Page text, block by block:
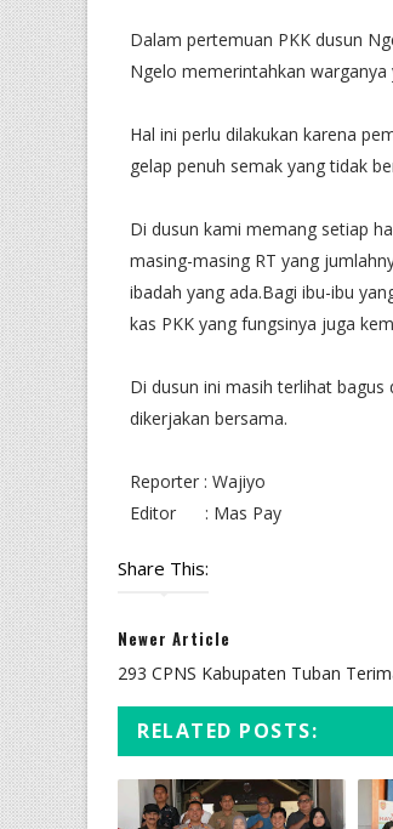
Dalam pertemuan PKK dusun
Ngelo memerintahkan
Hal ini perlu dilakukan karena
gelap penuh semak yang tidak
Di dusun kami memang setiap
masing-masing RT yang
ibadah yang ada.Bagi ibu-ibu
kas PKK yang fungsinya juga
Di dusun ini masih terlihat
dikerjakan bersama.
Reporter : Wajiyo
Editor : Mas Pay
Share This:
Newer Article
293 CPNS Kabupaten Tuban
RELATED POSTS: